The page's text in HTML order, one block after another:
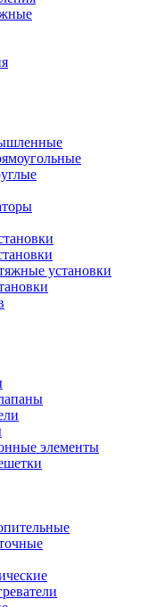
установки
элементы